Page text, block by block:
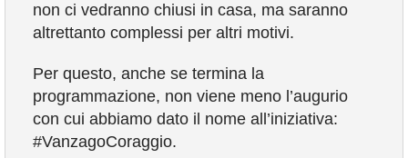
non ci vedranno chiusi in casa, ma saranno
altrettanto complessi per altri motivi.
Per questo, anche se termina la
programmazione, non viene meno l’augurio
con cui abbiamo dato il nome all’iniziativa:
#VanzagoCoraggio.